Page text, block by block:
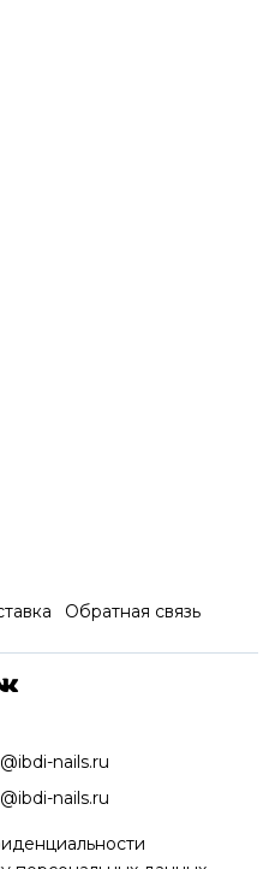
Обратная связь
nails.ru
nails.ru